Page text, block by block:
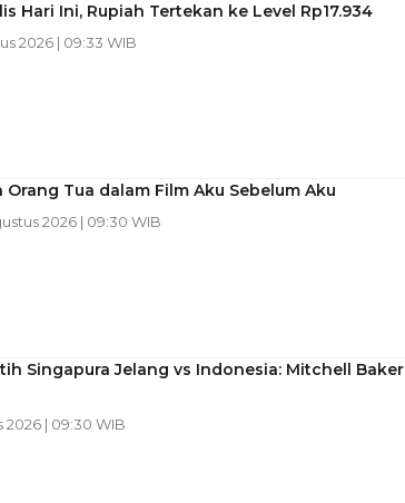
Hari Ini, Rupiah Tertekan ke Level Rp17.934
2026 | 09:33 WIB
Tua dalam Film Aku Sebelum Aku
2026 | 09:30 WIB
Singapura Jelang vs Indonesia: Mitchell Baker
2026 | 09:30 WIB